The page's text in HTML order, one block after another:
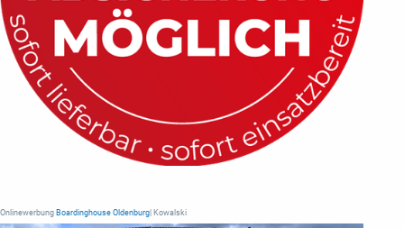
Onlinewerbung Boardinghouse Oldenburg | Kowalski